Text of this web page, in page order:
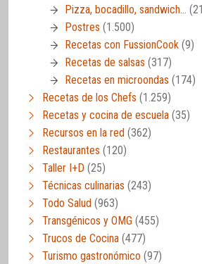
Pizza, bocadillo, sandwich…
Postres (1.500)
Recetas con FussionCook (9)
Recetas de salsas (317)
Recetas en microondas (174)
Recetas de los Chefs (1.259)
Recetas y cocina de escuela (35)
Recursos en la red (362)
Restaurantes (120)
Taller I+D (25)
Técnicas culinarias (243)
Todo Salud (963)
Transgénicos y OMG (455)
Trucos de Cocina (477)
Turismo gastronómico (97)